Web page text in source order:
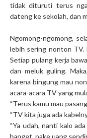
tidak dituruti terus
dateng ke sekolah, dan
Ngomong-ngomong,
lebih sering nonton TV.
Setiap pulang kerja
dan meluk guling.
karena bingung mau
acara-acara TV yang
“Terus kamu mau pasang
“TV kita juga ada
“Ya udah, nanti kalo
banget, pake uang